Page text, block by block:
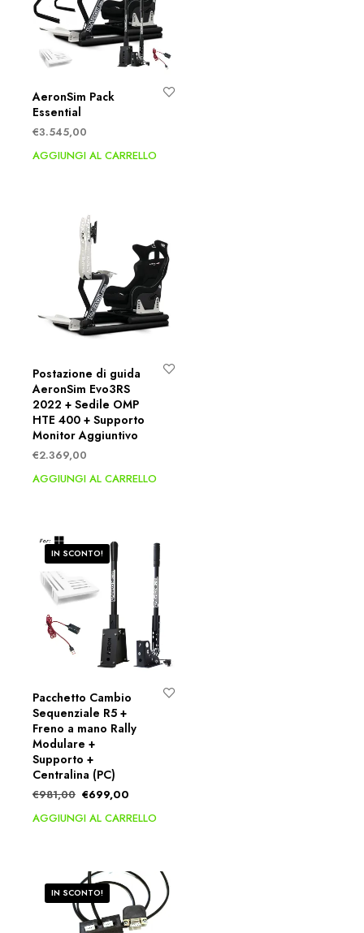
AeronSim Pack
Essential
€3.545,00
AGGIUNGI AL CARRELLO
Postazione di guida
AeronSim Evo3RS
2022 + Sedile OMP
HTE 400 + Supporto
Monitor Aggiuntivo
€2.369,00
AGGIUNGI AL CARRELLO
IN SCONTO!
Pacchetto Cambio
Sequenziale R5 +
Freno a mano Rally
Modulare +
Supporto +
Centralina (PC)
€981,00 €699,00
AGGIUNGI AL CARRELLO
IN SCONTO!